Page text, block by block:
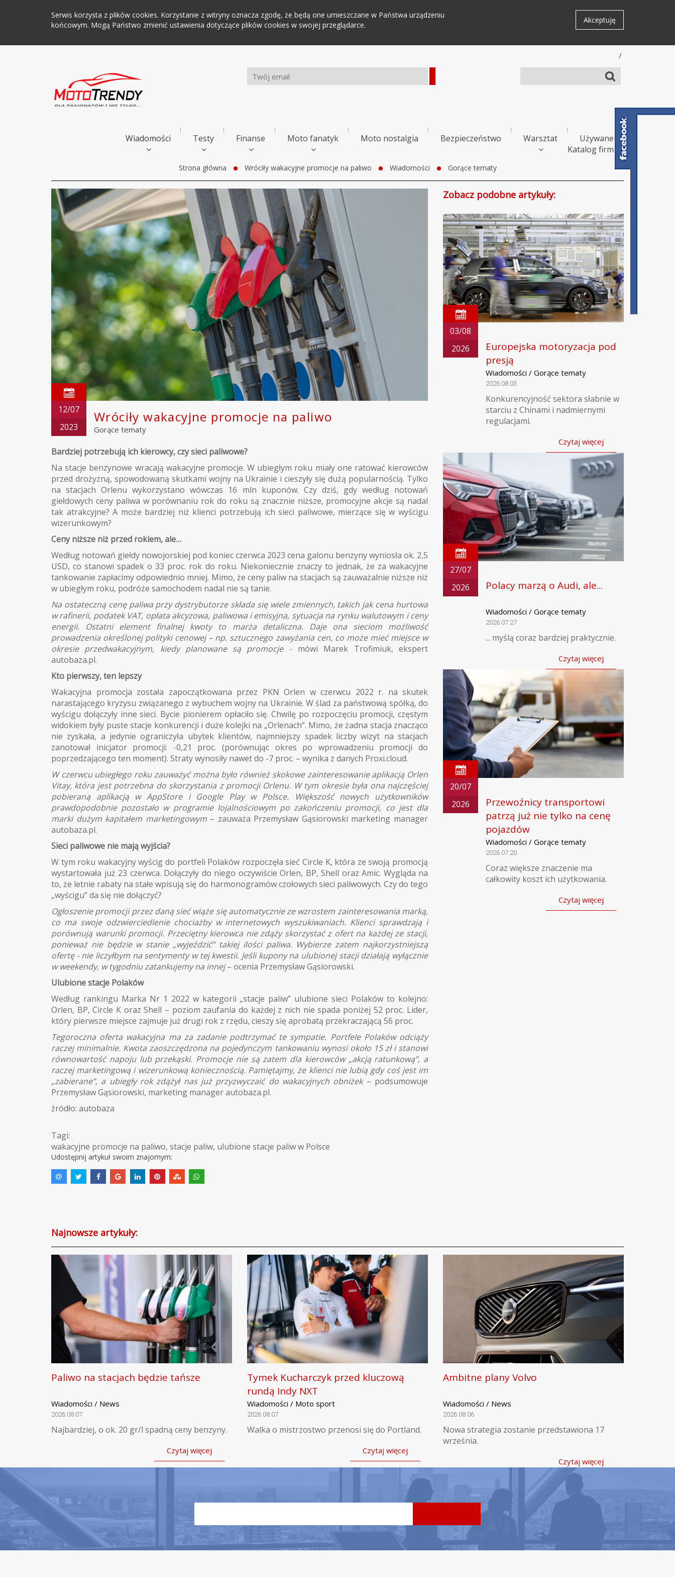
Serwis korzysta z plików cookies. Korzystanie z witryny oznacza zgodę, że będą one umieszczane w Państwa urządzeniu
końcowym. Mogą Państwo zmienić ustawienia dotyczące plików cookies w swojej przeglądarce.
Akceptuję
/
Wiadomości Testy Finanse Moto fanatyk Moto nostalgia Bezpieczeństwo Warsztat
Używane
Katalog firm
Strona główna Wróciły wakacyjne promocje na paliwo Wiadomości Gorące tematy
12/07
2023
Wróciły wakacyjne promocje na paliwo
Gorące tematy
Bardziej potrzebują ich kierowcy, czy sieci paliwowe?
Na stacje benzynowe wracają wakacyjne promocje. W ubiegłym roku miały one ratować kierowców
przed drożyzną, spowodowaną skutkami wojny na Ukrainie i cieszyły się dużą popularnością. Tylko
na stacjach Orlenu wykorzystano wówczas 16 mln kuponów. Czy dziś, gdy według notowań
giełdowych ceny paliwa w porównaniu rok do roku są znacznie niższe, promocyjne akcje są nadal
tak atrakcyjne? A może bardziej niż klienci potrzebują ich sieci paliwowe, mierzące się w wyścigu
wizerunkowym?
Ceny niższe niż przed rokiem, ale…
Według notowań giełdy nowojorskiej pod koniec czerwca 2023 cena galonu benzyny wyniosła ok. 2,5
USD, co stanowi spadek o 33 proc. rok do roku. Niekoniecznie znaczy to jednak, że za wakacyjne
tankowanie zapłacimy odpowiednio mniej. Mimo, że ceny paliw na stacjach są zauważalnie niższe niż
w ubiegłym roku, podróże samochodem nadal nie są tanie.
Na ostateczną cenę paliwa przy dystrybutorze składa się wiele zmiennych, takich jak cena hurtowa
w rafinerii, podatek VAT, opłata akcyzowa, paliwowa i emisyjna, sytuacja na rynku walutowym i ceny
energii. Ostatni element finalnej kwoty to marża detaliczna. Daje ona sieciom możliwość
prowadzenia określonej polityki cenowej – np. sztucznego zawyżania cen, co może mieć miejsce w
okresie przedwakacyjnym, kiedy planowane są promocje- mówi Marek Trofimiuk, ekspert
autobaza.pl.
Kto pierwszy, ten lepszy
Wakacyjna promocja została zapoczątkowana przez PKN Orlen w czerwcu 2022 r. na skutek
narastającego kryzysu związanego z wybuchem wojny na Ukrainie. W ślad za państwową spółką, do
wyścigu dołączyły inne sieci. Bycie pionierem opłaciło się. Chwilę po rozpoczęciu promocji, częstym
widokiem były puste stacje konkurencji i duże kolejki na „Orlenach”. Mimo, że żadna stacja znacząco
nie zyskała, a jedynie ograniczyła ubytek klientów, najmniejszy spadek liczby wizyt na stacjach
zanotował inicjator promocji: -0,21 proc. (porównując okres po wprowadzeniu promocji do
poprzedzającego ten moment). Straty wynosiły nawet do -7 proc. – wynika z danych Proxi.cloud.
W czerwcu ubiegłego roku zauważyć można było również skokowe zainteresowanie aplikacją Orlen
Vitay, która jest potrzebna do skorzystania z promocji Orlenu. W tym okresie była ona najczęściej
pobieraną aplikacją w AppStore i Google Play w Polsce. Większość nowych użytkowników
prawdopodobnie pozostało w programie lojalnościowym po zakończeniu promocji, co jest dla
marki dużym kapitałem marketingowym – zauważa Przemysław Gąsiorowski marketing manager
autobaza.pl.
Sieci paliwowe nie mają wyjścia?
W tym roku wakacyjny wyścig do portfeli Polaków rozpoczęła sieć Circle K, która ze swoją promocją
wystartowała już 23 czerwca. Dołączyły do niego oczywiście Orlen, BP, Shell oraz Amic. Wygląda na
to, że letnie rabaty na stałe wpisują się do harmonogramów czołowych sieci paliwowych. Czy do tego
„wyścigu” da się nie dołączyć?
Ogłoszenie promocji przez daną sieć wiąże się automatycznie ze wzrostem zainteresowania marką,
co ma swoje odzwierciedlenie chociażby w internetowych wyszukiwaniach. Klienci sprawdzają i
porównują warunki promocji. Przeciętny kierowca nie zdąży skorzystać z ofert na każdej ze stacji,
ponieważ nie będzie w stanie „wyjeździć” takiej ilości paliwa. Wybierze zatem najkorzystniejszą
ofertę - nie liczyłbym na sentymenty w tej kwestii. Jeśli kupony na ulubionej stacji działają wyłącznie
w weekendy, w tygodniu zatankujemy na innej– ocenia Przemysław Gąsiorowski.
Ulubione stacje Polaków
Według rankingu Marka Nr 1 2022 w kategorii „stacje paliw” ulubione sieci Polaków to kolejno:
Orlen, BP, Circle K oraz Shell – poziom zaufania do każdej z nich nie spada poniżej 52 proc. Lider,
który pierwsze miejsce zajmuje już drugi rok z rzędu, cieszy się aprobatą przekraczającą 56 proc.
Tegoroczna oferta wakacyjna ma za zadanie podtrzymać te sympatie. Portfele Polaków odciąży
raczej minimalnie. Kwota zaoszczędzona na pojedynczym tankowaniu wynosi około 15 zł i stanowi
równowartość napoju lub przekąski. Promocje nie są zatem dla kierowców „akcją ratunkową”, a
raczej marketingową i wizerunkową koniecznością. Pamiętajmy, że klienci nie lubią gdy coś jest im
„zabierane”, a ubiegły rok zdążył nas już przyzwyczaić do wakacyjnych obniżek – podsumowuje
Przemysław Gąsiorowski, marketing manager autobaza.pl.
źródło: autobaza
Tagi:
wakacyjne promocje na paliwo, stacje paliw, ulubione stacje paliw w Polsce
Udostępnij artykuł swoim znajomym:
Zobacz podobne artykuły:
03/08
2026
Europejska motoryzacja pod
presją
Wiadomości / Gorące tematy
2026.08.03
Konkurencyjność sektora słabnie w
starciu z Chinami i nadmiernymi
regulacjami.
Czytaj więcej
27/07
2026
Polacy marzą o Audi, ale...
Wiadomości / Gorące tematy
2026.07.27
... myślą coraz bardziej praktycznie.
Czytaj więcej
20/07
2026
Przewoźnicy transportowi
patrzą już nie tylko na cenę
pojazdów
Wiadomości / Gorące tematy
2026.07.20
Coraz większe znaczenie ma
całkowity koszt ich użytkowania.
Czytaj więcej
Najnowsze artykuły:
Paliwo na stacjach będzie tańsze
Wiadomości / News
2026.08.07
Najbardziej, o ok. 20 gr/l spadną ceny benzyny.
Czytaj więcej
Tymek Kucharczyk przed kluczową
rundą Indy NXT
Wiadomości / Moto sport
2026.08.07
Walka o mistrzostwo przenosi się do Portland.
Czytaj więcej
Ambitne plany Volvo
Wiadomości / News
2026.08.06
Nowa strategia zostanie przedstawiona 17
września.
Czytaj więcej